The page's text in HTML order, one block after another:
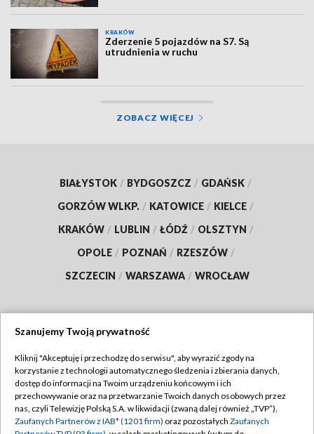
KRAKÓW
Zderzenie 5 pojazdów na S7. Są
utrudnienia w ruchu
ZOBACZ WIĘCEJ
BIAŁYSTOK / BYDGOSZCZ / GDAŃSK /
GORZÓW WLKP. / KATOWICE / KIELCE /
KRAKÓW / LUBLIN / ŁÓDŹ / OLSZTYN /
OPOLE / POZNAŃ / RZESZÓW /
SZCZECIN / WARSZAWA / WROCŁAW
TVP
Abonament TVP
Emisja w TVP
Regulamin TVP
Polityka prywatności
Szanujemy Twoją prywatność
Kliknij "Akceptuję i przechodzę do serwisu", aby wyrazić zgody na
korzystanie z technologii automatycznego śledzenia i zbierania danych,
dostęp do informacji na Twoim urządzeniu końcowym i ich
przechowywanie oraz na przetwarzanie Twoich danych osobowych przez
nas, czyli Telewizję Polską S.A. w likwidacji (zwaną dalej również „TVP”),
Zaufanych Partnerów z IAB* (1201 firm) oraz pozostałych Zaufanych